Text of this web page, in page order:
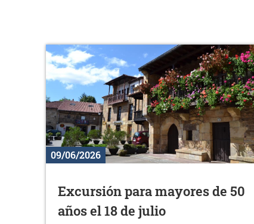
09/06/2026
Excursión para mayores de 50
años el 18 de julio